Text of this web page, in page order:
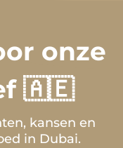
onze
🇦🇪
kansen en
in Dubai.